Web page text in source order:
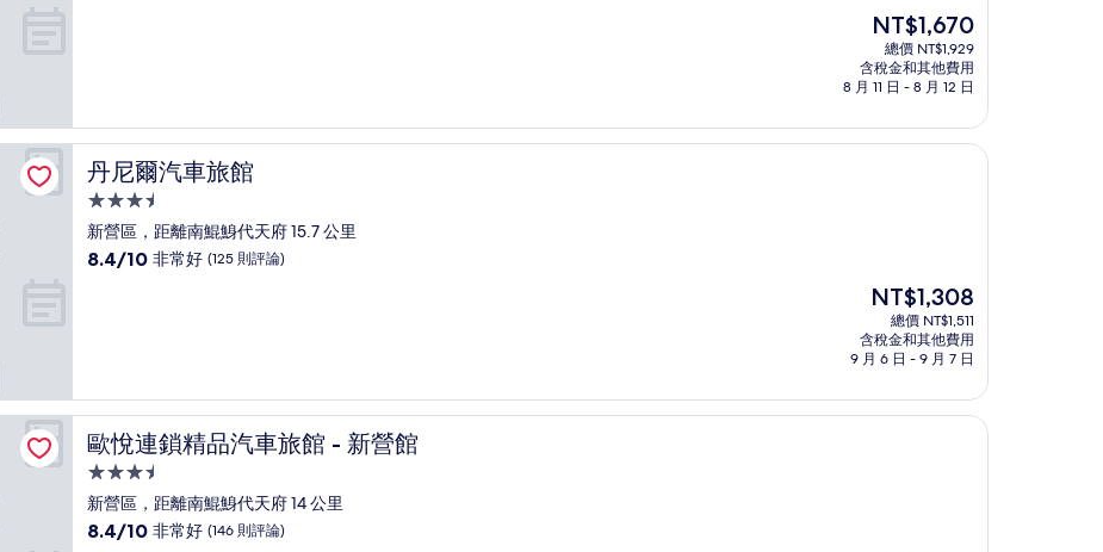
夠
讚，
(1,002
則
評
論)
現
在
價
格
NT$1,670
NT$1,670
總價 NT$1,929
含稅金和其他費用
8 月 11 日 - 8 月 12 日
丹尼爾汽車旅館
丹尼爾汽車旅館
3.5
星
級
新營區，距離南鯤鯓代天府 15.7 公里
8.4
常
好，
(125
則
評
論)
8.4/10 非常好 (125 則評論)
現
價
格
NT$1,308
NT$1,308
總價 NT$1,511
含稅金和其他費用
9 月 6 日 - 9 月 7 日
歐悅連鎖精品汽車旅館 - 新營館
歐悅連鎖精品汽車旅館 - 新營館
3.5
星
級
新營區，距離南鯤鯓代天府 14 公里
8.4
8.4/10 非常好 (146 則評論)